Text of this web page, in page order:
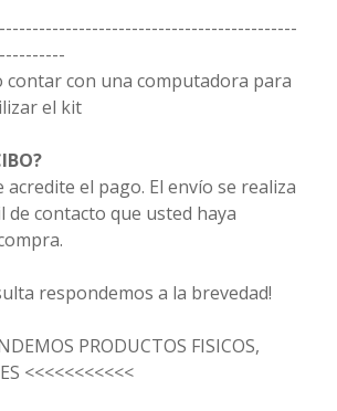
contar con una computadora para
el kit
acredite el pago. El envío se realiza
de contacto que usted haya
respondemos a la brevedad!
PRODUCTOS FISICOS,
<<<<<<<<<<<